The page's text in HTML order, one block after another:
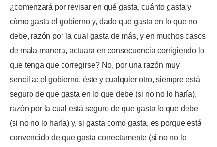
¿comenzará por revisar en qué gasta, cuánto gasta y
cómo gasta el gobierno y, dado que gasta en lo que no
debe, razón por la cual gasta de más, y en muchos casos
de mala manera, actuará en consecuencia corrigiendo lo
que tenga que corregirse? No, por una razón muy
sencilla: el gobierno, éste y cualquier otro, siempre está
seguro de que gasta en lo que debe (si no no lo haría),
razón por la cual está seguro de que gasta lo que debe
(si no no lo haría) y, si gasta como gasta, es porque está
convencido de que gasta correctamente (si no no lo